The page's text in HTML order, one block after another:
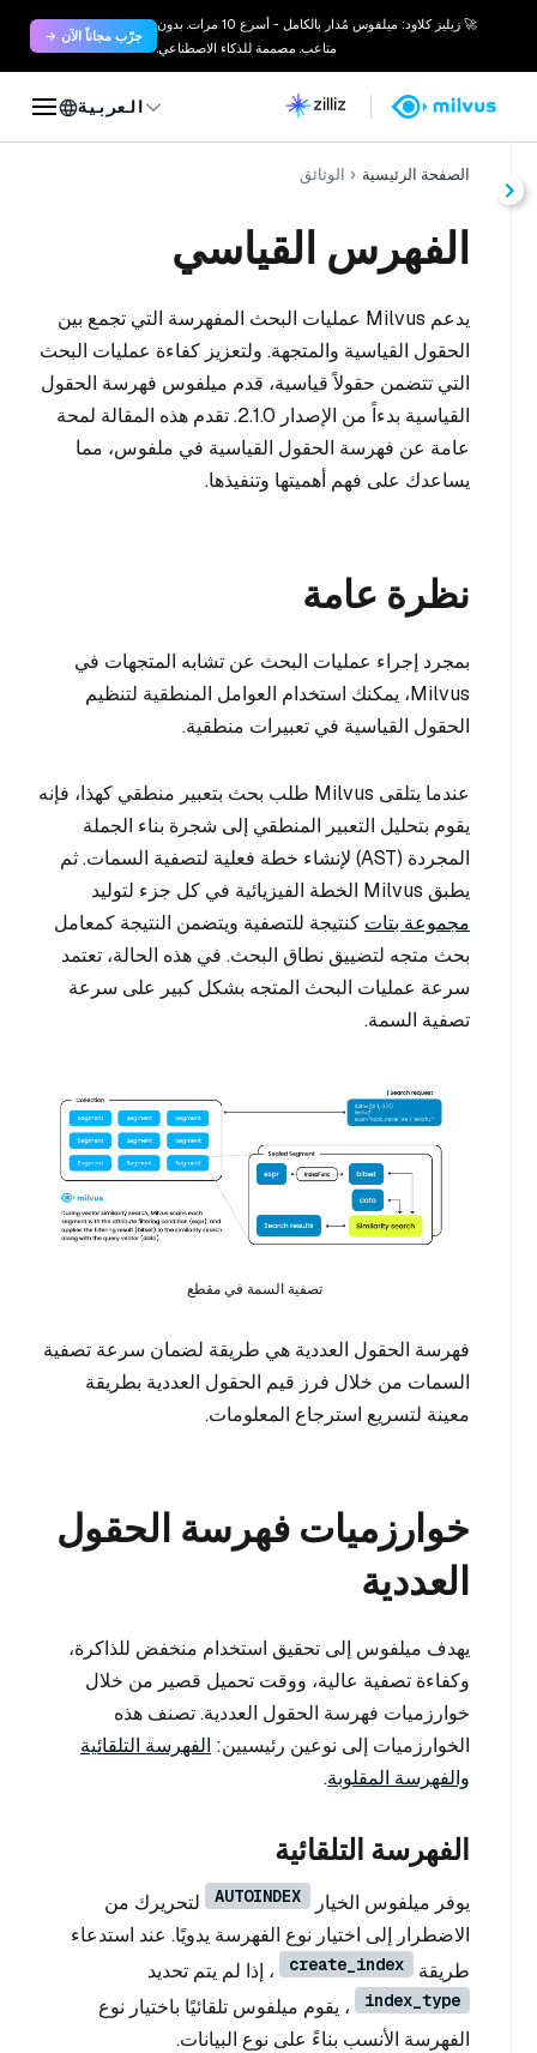
🚀 زيليز كلاود: ميلفوس مُدار بالكامل - أسرع 10 مرات. بدون
متاعب. مصممة للذكاء الاصطناعي.
جرّب مجاناً الآن →
العربية
الصفحة الرئيسية الوثائق
الفهرس القياسي
يدعم Milvus عمليات البحث المفهرسة التي تجمع بين
الحقول القياسية والمتجهة. ولتعزيز كفاءة عمليات البحث
التي تتضمن حقولاً قياسية، قدم ميلفوس فهرسة الحقول
القياسية بدءاً من الإصدار 2.1.0. تقدم هذه المقالة لمحة
عامة عن فهرسة الحقول القياسية في ملفوس، مما
يساعدك على فهم أهميتها وتنفيذها.
نظرة عامة
بمجرد إجراء عمليات البحث عن تشابه المتجهات في
Milvus، يمكنك استخدام العوامل المنطقية لتنظيم
الحقول القياسية في تعبيرات منطقية.
عندما يتلقى Milvus طلب بحث بتعبير منطقي كهذا، فإنه
يقوم بتحليل التعبير المنطقي إلى شجرة بناء الجملة
المجردة (AST) لإنشاء خطة فعلية لتصفية السمات. ثم
يطبق Milvus الخطة الفيزيائية في كل جزء لتوليد
مجموعة بتات كنتيجة للتصفية ويتضمن النتيجة كمعامل
بحث متجه لتضييق نطاق البحث. في هذه الحالة، تعتمد
سرعة عمليات البحث المتجه بشكل كبير على سرعة
تصفية السمة.
تصفية السمة في مقطع
فهرسة الحقول العددية هي طريقة لضمان سرعة تصفية
السمات من خلال فرز قيم الحقول العددية بطريقة
معينة لتسريع استرجاع المعلومات.
خوارزميات فهرسة الحقول
العددية
يهدف ميلفوس إلى تحقيق استخدام منخفض للذاكرة،
وكفاءة تصفية عالية، ووقت تحميل قصير من خلال
خوارزميات فهرسة الحقول العددية. تصنف هذه
الخوارزميات إلى نوعين رئيسيين: الفهرسة التلقائية
والفهرسة المقلوبة.
الفهرسة التلقائية
يوفر ميلفوس الخيار AUTOINDEX
لتحريرك من
الاضطرار إلى اختيار نوع الفهرسة يدويًا. عند استدعاء
طريقة
create_index ، إذا لم يتم تحديد
index_type
، يقوم ميلفوس تلقائيًا باختيار نوع
الفهرسة الأنسب بناءً على نوع البيانات.